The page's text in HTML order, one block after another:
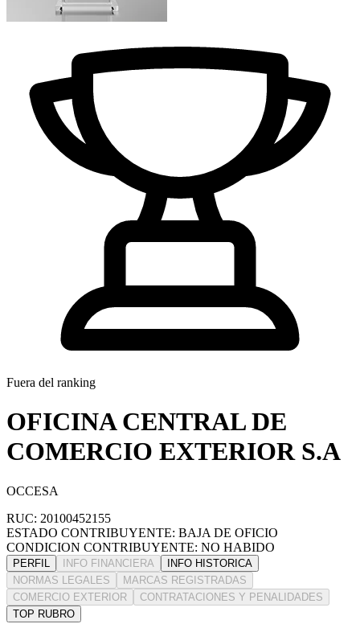
Fuera del ranking
OFICINA CENTRAL DE
COMERCIO EXTERIOR S.A
OCCESA
RUC: 20100452155
ESTADO CONTRIBUYENTE: BAJA DE OFICIO
CONDICION CONTRIBUYENTE: NO HABIDO
PERFIL INFO FINANCIERA
INFO HISTORICA
NORMAS LEGALES
MARCAS REGISTRADAS
COMERCIO EXTERIOR
CONTRATACIONES Y PENALIDADES
TOP RUBRO